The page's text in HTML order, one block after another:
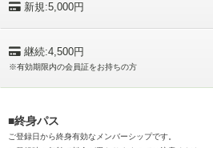
新規:5,000円
継続:4,500円
※有効期限内の会員証をお持ちの方
■終身パス
ご登録日から終身有効なメンバーシップです。